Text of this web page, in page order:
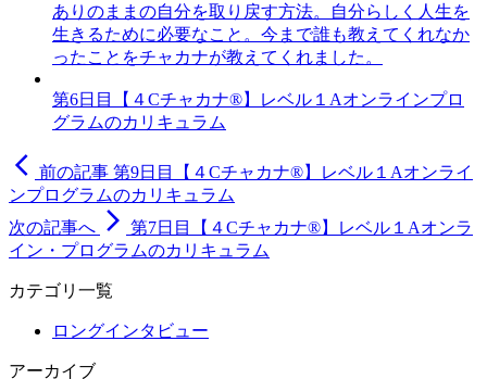
ありのままの自分を取り戻す方法。自分らしく人生を
生きるために必要なこと。今まで誰も教えてくれなか
ったことをチャカナが教えてくれました。
第6日目【４Cチャカナ®】レベル１Aオンラインプロ
グラムのカリキュラム
arrow_back_ios 前の記事 第9日目【４Cチャカナ®】レベル１Aオンライ
ンプログラムのカリキュラム
次の記事へ arrow_forward_ios 第7日目【４Cチャカナ®】レベル１Aオンラ
イン・プログラムのカリキュラム
カテゴリ一覧
ロングインタビュー
アーカイブ